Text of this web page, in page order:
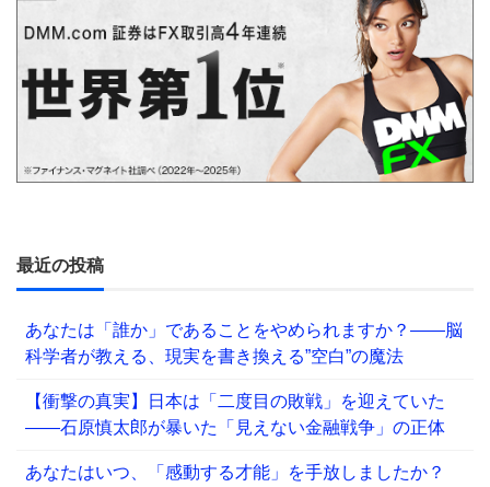
最近の投稿
あなたは「誰か」であることをやめられますか？——脳
科学者が教える、現実を書き換える”空白”の魔法
【衝撃の真実】日本は「二度目の敗戦」を迎えていた
――石原慎太郎が暴いた「見えない金融戦争」の正体
あなたはいつ、「感動する才能」を手放しましたか？